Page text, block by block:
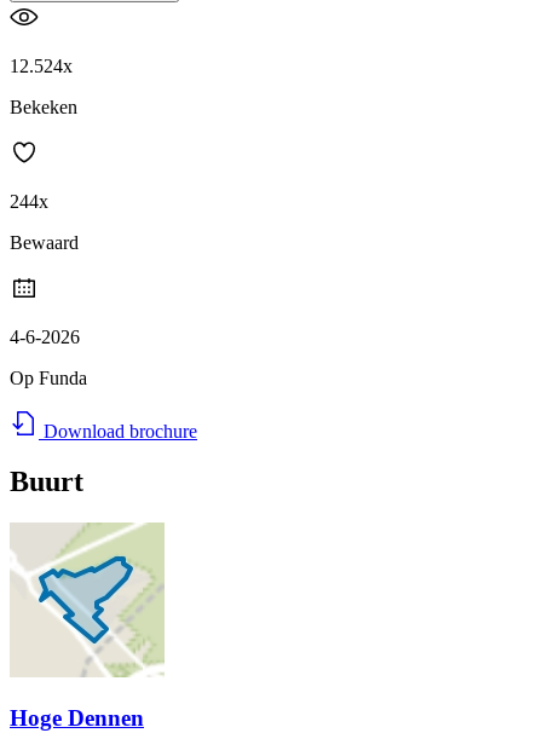
12.524x
Bekeken
244x
Bewaard
4-6-2026
Op Funda
Download brochure
Buurt
Hoge Dennen